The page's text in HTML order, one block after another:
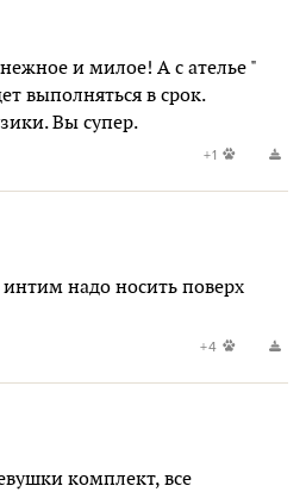
и милое! А с ателье "
выполняться в срок.
Вы супер.
+1
надо носить поверх
+4
комплект, все